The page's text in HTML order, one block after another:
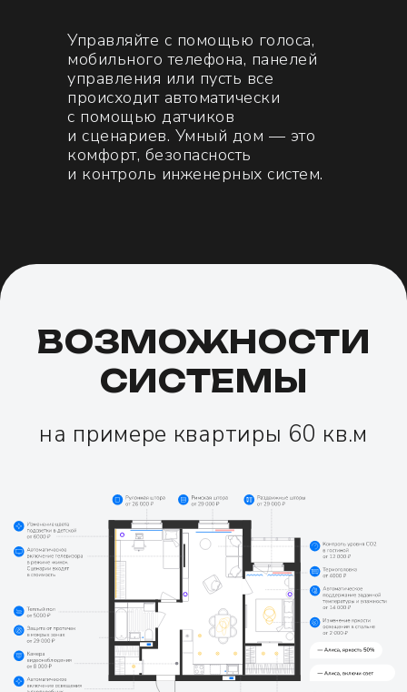
Управляйте с помощью голоса,
мобильного телефона, панелей
управления или пусть все
происходит автоматически
с помощью датчиков
и сценариев. Умный дом — это
комфорт, безопасность
и контроль инженерных систем.